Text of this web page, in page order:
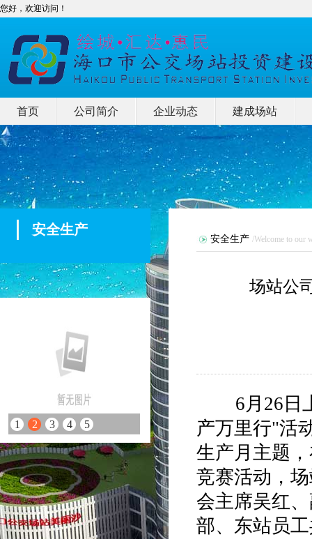
您好，欢迎访问！
首页 公司简介 企业动态 建成场站
安全生产
1 2 3 4 5
安全生产 /Welcome to our
场站公
6月26日上
产万里行"活
生产月主题
竞赛活动，
会主席吴红
部、东站员